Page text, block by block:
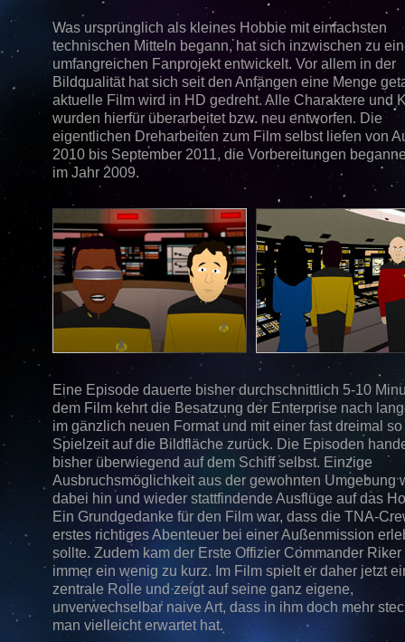
Was ursprünglich als kleines Hobbie mit einfachsten
technischen Mitteln begann, hat sich inzwischen zu
umfangreichen Fanprojekt entwickelt. Vor allem in der
Bildqualität hat sich seit den Anfängen eine Menge
aktuelle Film wird in HD gedreht. Alle Charaktere und
wurden hierfür überarbeitet bzw. neu entworfen. Die
eigentlichen Dreharbeiten zum Film selbst liefen von
2010 bis September 2011, die Vorbereitungen
im Jahr 2009.
Eine Episode dauerte bisher durchschnittlich 5-10
dem Film kehrt die Besatzung der Enterprise nach
im gänzlich neuen Format und mit einer fast dreimal
Spielzeit auf die Bildfläche zurück. Die Episoden
bisher überwiegend auf dem Schiff selbst. Einzige
Ausbruchsmöglichkeit aus der gewohnten Umgebung
dabei hin und wieder stattfindende Ausflüge auf das
Ein Grundgedanke für den Film war, dass die TNA-
erstes richtiges Abenteuer bei einer Außenmission
sollte. Zudem kam der Erste Offizier Commander
immer ein wenig zu kurz. Im Film spielt er daher jetzt
zentrale Rolle und zeigt auf seine ganz eigene,
unverwechselbar naive Art, dass in ihm doch mehr
man vielleicht erwartet hat.